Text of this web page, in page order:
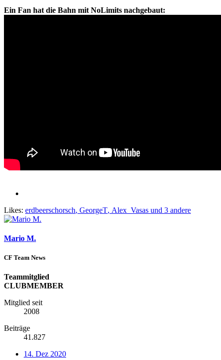
Ein Fan hat die Bahn mit NoLimits nachgebaut:
Likes: erdbeerschorsch, GeorgeT, Alex_Vasas und 3 andere
Mario M.
CF Team News
Teammitglied
CLUBMEMBER
Mitglied seit
2008
Beiträge
41.827
14. Dez 2020